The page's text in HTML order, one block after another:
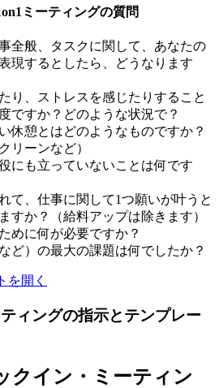
ミーティングの質問
全般、タスクに関して、あなたの
現するとしたら、どうなります
り、ストレスを感じたりすること
ですか？どのような状況で？
休憩とはどのようなものですか？
リーンなど）
にも立っていないことは何です
て、仕事に関して1つ願いが叶うと
すか？（給料アップは除きます）
めに何が必要ですか？
ど）の最大の課題は何でしたか？
を開く
ィングの指示とテンプレー
クイン・ミーティン